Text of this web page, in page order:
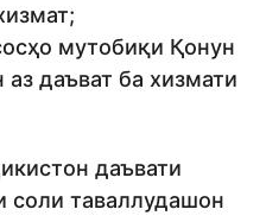
мутобиқи Қонун
даъват ба хизмати
даъвати
соли таваллудашон